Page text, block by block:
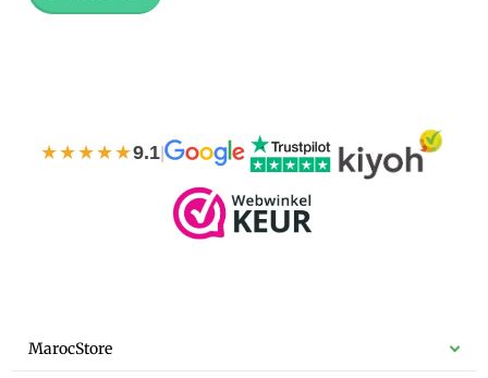
★★★★★9.1 |
MarocStore